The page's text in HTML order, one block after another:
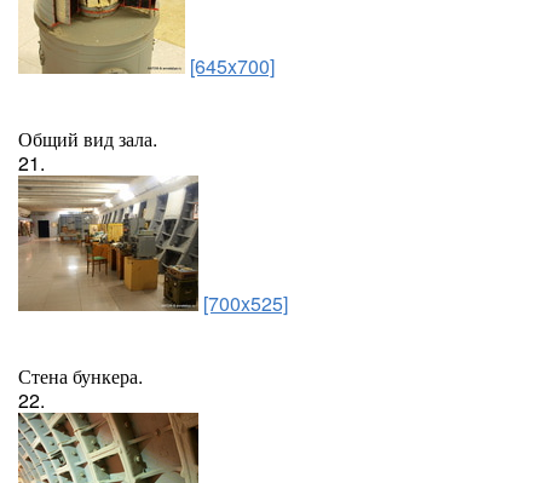
[645x700]
Общий вид зала.
21.
[700x525]
Стена бункера.
22.